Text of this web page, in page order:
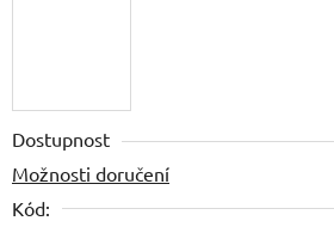
Dostupnost
Možnosti doručení
Kód: